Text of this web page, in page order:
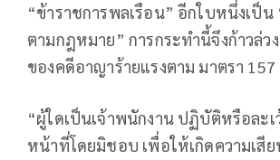
“ข้าราชการพลเรือน” อีกใบหนึ่งเป็น
ตามกฎหมาย” การกระทำนี้จึงก้าวล่ว
ของคดีอาญาร้ายแรงตาม มาตรา 157
“ผู้ใดเป็นเจ้าพนักงาน ปฏิบัติหรือละ
หน้าที่โดยมิชอบ เพื่อให้เกิดความเสี